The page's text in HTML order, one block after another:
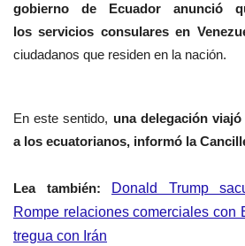
gobierno de Ecuador anunció
los servicios consulares en
ciudadanos que residen en la nación.
En este sentido, una delegación
a los ecuatorianos, informó la
Lea también:
Donald Trump
Rompe relaciones comerciales con
tregua con Irán